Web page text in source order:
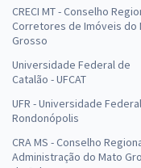
CRECI MT - Conselho
Corretores de Imóveis do
Grosso
Universidade Federal de
Catalão - UFCAT
UFR - Universidade
Rondonópolis
CRA MS - Conselho
Administração do Mato